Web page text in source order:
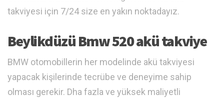
takviyesi için 7/24 size en yakın noktadayız.
Beylikdüzü Bmw 520 akü takviye
BMW otomobillerin her modelinde akü takviyesi
yapacak kişilerinde tecrübe ve deneyime sahip
olması gerekir. Dha fazla ve yüksek maliyetli